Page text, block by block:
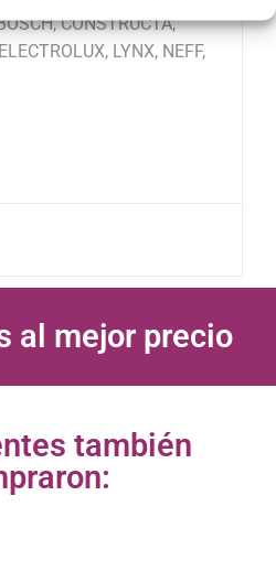
CONSTRUCTA,
LYNX, NEFF,
al mejor precio
también